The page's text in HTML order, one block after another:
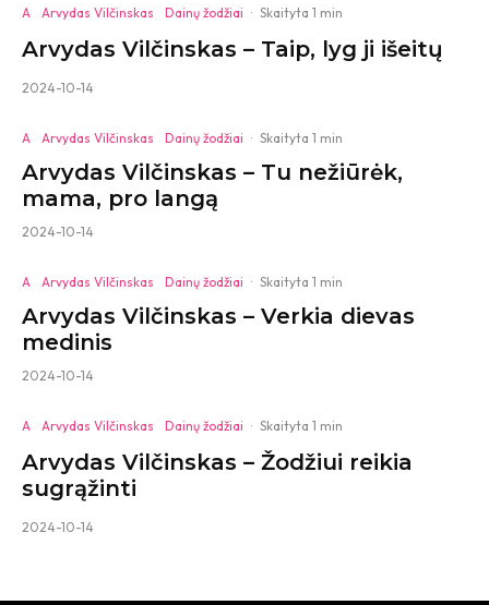
A Arvydas Vilčinskas Dainų žodžiai · Skaityta 1 min
Arvydas Vilčinskas – Taip, lyg ji išeitų
2024-10-14
A Arvydas Vilčinskas Dainų žodžiai · Skaityta 1 min
Arvydas Vilčinskas – Tu nežiūrėk,
mama, pro langą
2024-10-14
A Arvydas Vilčinskas Dainų žodžiai · Skaityta 1 min
Arvydas Vilčinskas – Verkia dievas
medinis
2024-10-14
A Arvydas Vilčinskas Dainų žodžiai · Skaityta 1 min
Arvydas Vilčinskas – Žodžiui reikia
sugrąžinti
2024-10-14